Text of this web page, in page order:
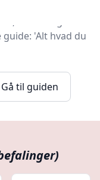
kan du også
'Alt hvad du
Gå til guiden